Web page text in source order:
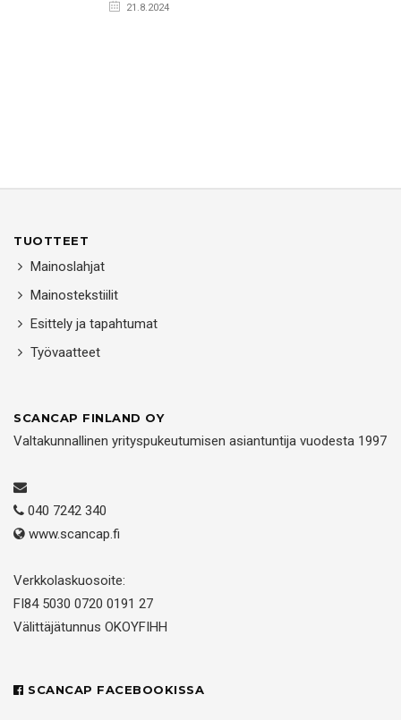
21.8.2024
TUOTTEET
Mainoslahjat
Mainostekstiilit
Esittely ja tapahtumat
Työvaatteet
SCANCAP FINLAND OY
Valtakunnallinen yrityspukeutumisen asiantuntija vuodesta 1997
040 7242 340
www.scancap.fi
Verkkolaskuosoite:
FI84 5030 0720 0191 27
Välittäjätunnus OKOYFIHH
SCANCAP FACEBOOKISSA